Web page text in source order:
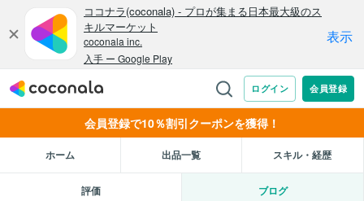
会員登録で10％割引クーポンを獲得！
ホーム 出品一覧 スキル・経歴
評価 ブログ